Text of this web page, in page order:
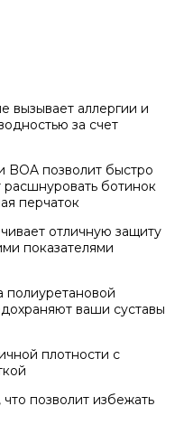
вызывает аллергии и
за счет
BOA позволит быстро
ботинок
перчаток
отличную защиту
показателями
полиуретановой
ваши суставы
плотности с
позволит избежать